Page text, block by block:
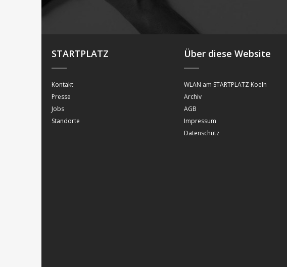
STARTPLATZ
Kontakt
Presse
Jobs
Standorte
Über diese Website
WLAN am STARTPLATZ Koeln
Archiv
AGB
Impressum
Datenschutz